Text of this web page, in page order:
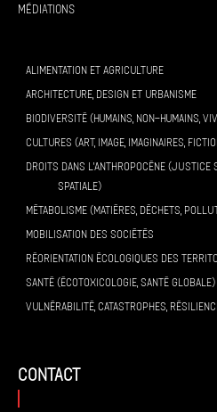
Médiations
ALIMENTATION ET AGRICULTURE
ARCHITECTURE, DESIGN ET URBANISME
BIODIVERSITÉ (HUMAINS, NON-HUMAINS,
CULTURES (ART, IMAGE, IMAGINAIRES,
DROITS DANS L’ANTHROPOCÈNE (JUSTICE
SPATIALE)
MÉTABOLISME (MATIÈRES, DÉCHETS,
MOBILISATION DES SOCIÉTÉS
RÉORIENTATION ÉCOLOGIQUES DES
SANTÉ (ÉCOTOXICOLOGIE, SANTÉ GLOBALE)
VULNÉRABILITÉ, CATASTROPHES,
contact